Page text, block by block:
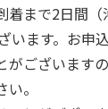
着まで2日間（
います。お申
がございます
。